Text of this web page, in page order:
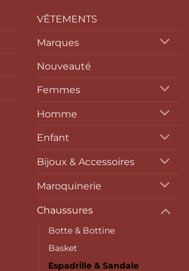
VÊTEMENTS
Marques
Nouveauté
Femmes
Homme
Enfant
Bijoux & Accessoires
Maroquinerie
Chaussures
Botte & Bottine
Basket
Espadrille & Sandale